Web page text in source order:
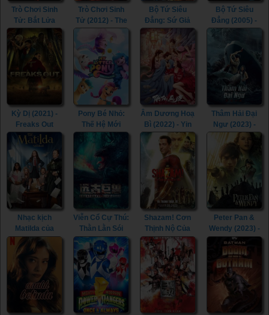
Trò Chơi Sinh
Tử: Bắt Lửa
(2013) - The
Hunger Games:
Catching Fire
(2013)
Trò Chơi Sinh
Tử (2012) - The
Hunger Games
(2012)
Bộ Tứ Siêu
Đẳng: Sứ Giả
Bạc (2007) -
Fantastic Four:
Rise of the
Silver Surfer
(2007)
Bộ Tứ Siêu
Đẳng (2005) -
Fantastic Four
(2005)
Kỳ Dị (2021) -
Freaks Out
(2021)
Pony Bé Nhỏ:
Thế Hệ Mới
(2021) - My
Little Pony: A
New Generation
(2021)
Âm Dương Hoạ
Bì (2022) - Yin
Yang Painted
Skin (2022)
Thâm Hải Đại
Ngư (2023) -
Monster of The
Deep (2023)
Nhạc kịch
Matilda của
Roald Dahl
(2022) - Roald
Dahl's Matilda
the Musical
(2022)
Viễn Cổ Cự Thú:
Thằn Lằn Sói
(2023) - Ancient
Beast: Wolf
Lizard (2023)
Shazam! Cơn
Thịnh Nộ Của
Các Vị Thần
(2023) -
Shazam! Fury of
the Gods (2023)
Peter Pan &
Wendy (2023) -
Peter Pan &
Wendy (2023)